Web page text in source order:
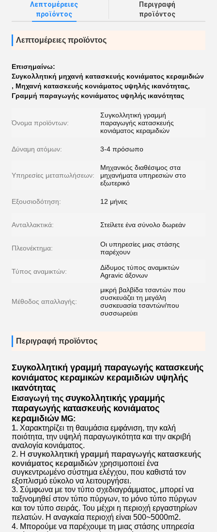
Λεπτομέρειες
προϊόντος
Περιγραφή
προϊόντος
Λεπτομέρειες προϊόντος
Επισημαίνω:
Συγκολλητική μηχανή κατασκευής κονιάματος κεραμιδιών
, Μηχανή κατασκευής κονιάματος υψηλής ικανότητας,
Γραμμή παραγωγής κονιάματος υψηλής ικανότητας
Όνομα προϊόντων:
Συγκολλητική γραμμή
παραγωγής κατασκευής
κονιάματος κεραμιδιών
Δύναμη ατόμων: 3-4 πρόσωπο
Υπηρεσίες μεταπωλήσεων:
Μηχανικός διαθέσιμος στα
μηχανήματα υπηρεσιών στο
εξωτερικό
Εξουσιοδότηση: 12 μήνες
Ανταλλακτικά: Στείλετε ένα σύνολο δωρεάν
Πλεονέκτημα:
Οι υπηρεσίες μιας στάσης
παρέχουν
Τύπος αναμικτών:
Δίδυμος τύπος αναμικτών
Agravic άξονων
Μέθοδος απαλλαγής:
μικρή βαλβίδα τσαντών που
συσκευάζει τη μεγάλη
συσκευασία τσαντών/που
συσσωρεύει
Περιγραφή προϊόντος
Συγκολλητική γραμμή παραγωγής κατασκευής
κονιάματος κεραμικών κεραμιδιών υψηλής
ικανότητας
Εισαγωγή της συγκολλητικής γραμμής
παραγωγής κατασκευής κονιάματος
κεραμιδιών MG:
1. Χαρακτηρίζει τη θαυμάσια εμφάνιση, την καλή
ποιότητα, την υψηλή παραγωγικότητα και την ακριβή
αναλογία κονιάματος.
2. Η συγκολλητική γραμμή παραγωγής κατασκευής
κονιάματος κεραμιδιών χρησιμοποιεί ένα
συγκεντρωμένο σύστημα ελέγχου, που καθιστά τον
εξοπλισμό εύκολο να λειτουργήσει.
3. Σύμφωνα με τον τύπο σχεδιαγράμματος, μπορεί να
ταξινομηθεί στον τύπο πύργων, το μόνο τύπο πύργων
και τον τύπο σειράς. Του μέχρι η περιοχή εργαστηρίων
πελατών. Η αναγκαία περιοχή είναι 500~5000m2.
4. Μπορούμε να παρέχουμε τη μιας στάσης υπηρεσία